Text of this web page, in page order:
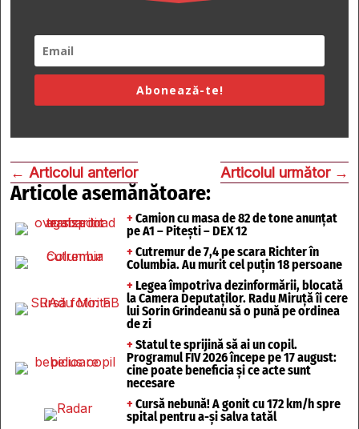
Abonează-te!
← Articolul anterior Articolul următor→
Articole asemănătoare:
+ Camion cu masa de 82 de tone anunțat
pe A1 – Pitești – DEX 12
+ Cutremur de 7,4 pe scara Richter în
Columbia. Au murit cel puțin 18 persoane
+ Legea împotriva dezinformării, blocată
la Camera Deputaților. Radu Miruță îi cere
lui Sorin Grindeanu să o pună pe ordinea
de zi
+ Statul te sprijină să ai un copil.
Programul FIV 2026 începe pe 17 august:
cine poate beneficia și ce acte sunt
necesare
+ Cursă nebună! A gonit cu 172 km/h spre
spital pentru a-și salva tatăl